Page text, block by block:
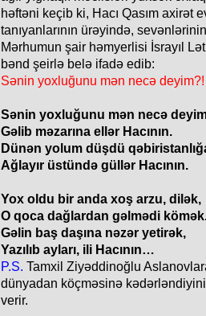
həftəni keçib ki, Hacı Qasım axirət
tanıyanlarının ürəyində,
Mərhumun şair həmyerlisi İsrayıl
bənd şeirlə belə ifadə edib:
Sənin yoxluğunu mən necə deyim?!
Sənin yoxluğunu mən necə
Gəlib məzarına ellər Hacının.
Dünən yolum düşdü
Ağlayır üstündə güllər Hacının.
Yox oldu bir anda xoş arzu, dilək,
O qoca dağlardan gəlmədi
Gəlin baş daşına nəzər yetirək,
Yazılıb ayları, ili Hacının…
P.S. Tamxil Ziyəddinoğlu
dünyadan köçməsinə
verir.